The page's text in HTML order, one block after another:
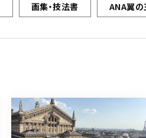
画集・技法書 ANA翼の